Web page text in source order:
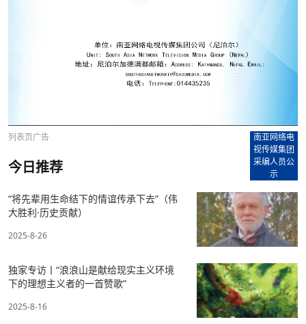
列表页广告
南亚网络电
视传媒集团
采编人员公
示
今日推荐
“将先辈用生命结下的情谊传承下去”（伟
大胜利·历史贡献）
2025-8-26
独家专访丨“浪浪山是献给现实主义环境
下的理想主义者的一首赞歌”
2025-8-16